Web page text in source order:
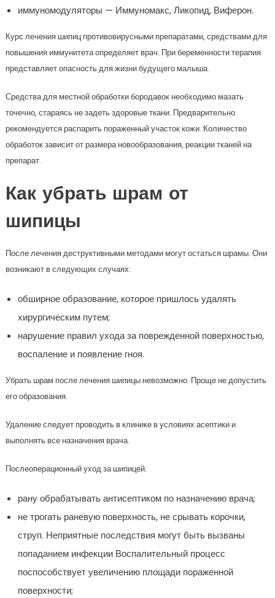
иммуномодуляторы — Иммуномакс, Ликопид, Виферон.
Курс лечения шипиц противовирусными препаратами, средствами для
повышения иммунитета определяет врач. При беременности терапия
представляет опасность для жизни будущего малыша.
Средства для местной обработки бородавок необходимо мазать
точечно, стараясь не задеть здоровые ткани. Предварительно
рекомендуется распарить пораженный участок кожи. Количество
обработок зависит от размера новообразования, реакции тканей на
препарат.
Как убрать шрам от
шипицы
После лечения деструктивными методами могут остаться шрамы. Они
возникают в следующих случаях:
обширное образование, которое пришлось удалять
хирургическим путем;
нарушение правил ухода за поврежденной поверхностью,
воспаление и появление гноя.
Убрать шрам после лечения шипицы невозможно. Проще не допустить
его образования.
Удаление следует проводить в клинике в условиях асептики и
выполнять все назначения врача.
Послеоперационный уход за шипицей:
рану обрабатывать антисептиком по назначению врача;
не трогать раневую поверхность, не срывать корочки,
струп. Неприятные последствия могут быть вызваны
попаданием инфекции Воспалительный процесс
поспособствует увеличению площади пораженной
поверхности;